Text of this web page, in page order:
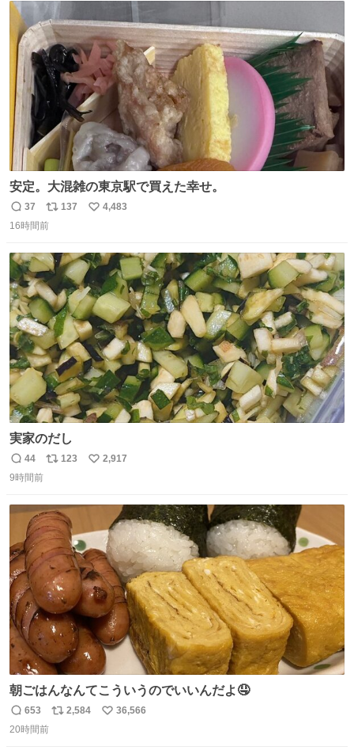
ト
数
安定。大混雑の東京駅で買えた幸せ。
返
信
37
リ
ポ
ト
数
137
い
数
4,483
16時間前
実家のだし
返
信
44
リ
ト
数
123
い
2,917
9時間前
朝ごはんなんてこういうのでいいんだよ🤤
返
信
653
リ
2,584
い
36,566
20時間前